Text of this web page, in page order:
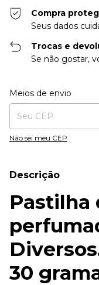
Compra
Seus dados
Trocas e
Se não gostar,
Entregas para o CEP:
Meios de envio
Não sei meu CEP
Descrição
Pastilha
30